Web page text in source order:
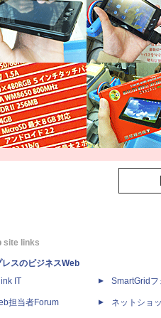
site links
レスのビジネスWeb
IT
担当者Forum
SmartGridフ
ネットショ